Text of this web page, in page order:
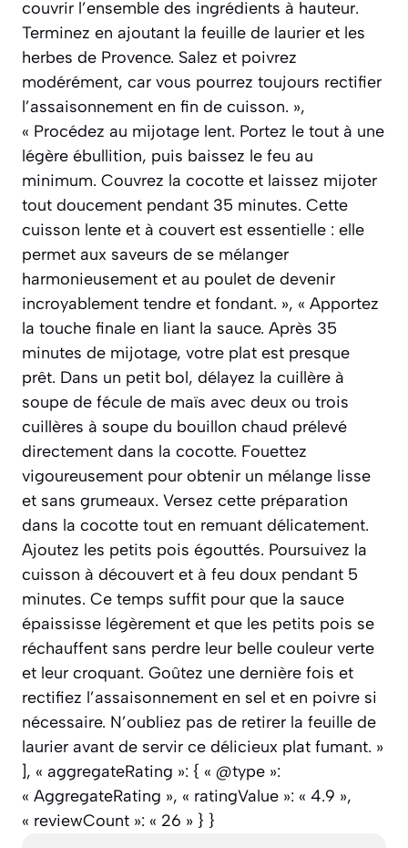
couvrir l’ensemble des ingrédients à hauteur.
Terminez en ajoutant la feuille de laurier et les
herbes de Provence. Salez et poivrez
modérément, car vous pourrez toujours rectifier
l’assaisonnement en fin de cuisson. »,
« Procédez au mijotage lent. Portez le tout à une
légère ébullition, puis baissez le feu au
minimum. Couvrez la cocotte et laissez mijoter
tout doucement pendant 35 minutes. Cette
cuisson lente et à couvert est essentielle : elle
permet aux saveurs de se mélanger
harmonieusement et au poulet de devenir
incroyablement tendre et fondant. », « Apportez
la touche finale en liant la sauce. Après 35
minutes de mijotage, votre plat est presque
prêt. Dans un petit bol, délayez la cuillère à
soupe de fécule de maïs avec deux ou trois
cuillères à soupe du bouillon chaud prélevé
directement dans la cocotte. Fouettez
vigoureusement pour obtenir un mélange lisse
et sans grumeaux. Versez cette préparation
dans la cocotte tout en remuant délicatement.
Ajoutez les petits pois égouttés. Poursuivez la
cuisson à découvert et à feu doux pendant 5
minutes. Ce temps suffit pour que la sauce
épaississe légèrement et que les petits pois se
réchauffent sans perdre leur belle couleur verte
et leur croquant. Goûtez une dernière fois et
rectifiez l’assaisonnement en sel et en poivre si
nécessaire. N’oubliez pas de retirer la feuille de
laurier avant de servir ce délicieux plat fumant. »
], « aggregateRating »: { « @type »:
« AggregateRating », « ratingValue »: « 4.9 »,
« reviewCount »: « 26 » } }